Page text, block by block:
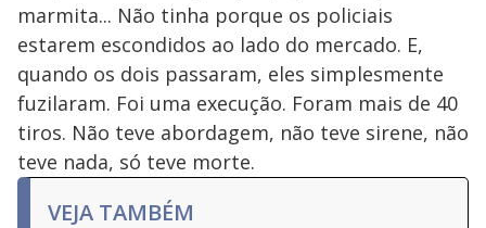
marmita... Não tinha porque os policiais
estarem escondidos ao lado do mercado. E,
quando os dois passaram, eles simplesmente
fuzilaram. Foi uma execução. Foram mais de 40
tiros. Não teve abordagem, não teve sirene, não
teve nada, só teve morte.
VEJA TAMBÉM